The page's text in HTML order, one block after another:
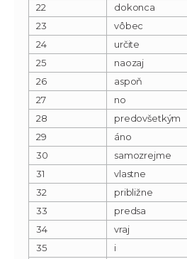
22
dokonca
23
vôbec
24
určite
25
naozaj
26
aspoň
27
no
28
predovšetkým
29
áno
30
samozrejme
31
vlastne
32
približne
33
predsa
34
vraj
35
i